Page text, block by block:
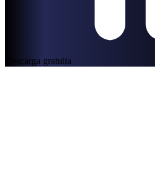
Descarga gratuita